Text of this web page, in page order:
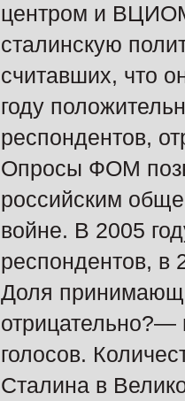
центром и
сталинскую
считавших, что
году
респондентов,
Опросы ФОМ
российским
войне. В 2005
респондентов, в
Доля
отрицательно?—
голосов.
Сталина в